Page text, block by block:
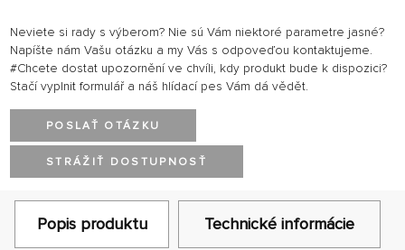
Neviete si rady s výberom? Nie sú Vám niektoré parametre jasné?
Napíšte nám Vašu otázku a my Vás s odpoveďou kontaktujeme.
#Chcete dostat upozornění ve chvíli, kdy produkt bude k dispozici?
Stačí vyplnit formulář a náš hlídací pes Vám dá vědět.
POSLAŤ OTÁZKU
STRÁŽIŤ DOSTUPNOSŤ
Popis produktu Technické informácie